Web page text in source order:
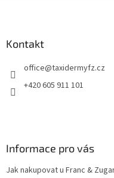
Kontakt
office@taxidermyfz.cz
+420 605 911 101
Informace pro vás
Jak nakupovat u Franc &